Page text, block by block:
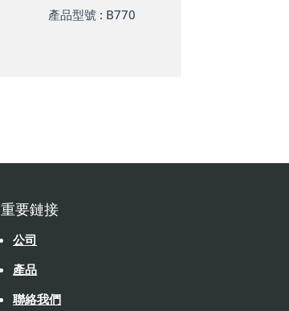
產品型號 : B770
重要鏈接
公司
產品
聯絡我們